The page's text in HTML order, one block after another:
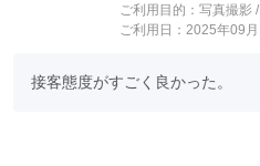
ご利用目的： 写真撮影 /
ご利用日：2025年09月
接客態度がすごく良かった。